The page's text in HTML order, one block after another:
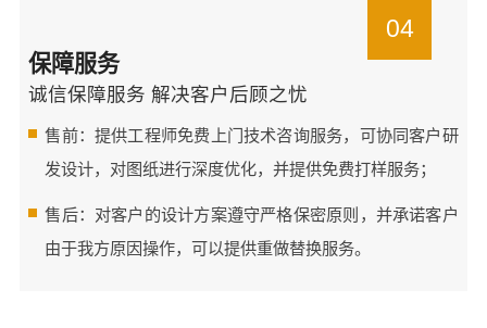
04
保障服务
诚信保障服务 解决客户后顾之忧
售前：提供工程师免费上门技术咨询服务，可协同客户研
发设计，对图纸进行深度优化，并提供免费打样服务；
售后：对客户的设计方案遵守严格保密原则，并承诺客户
由于我方原因操作，可以提供重做替换服务。